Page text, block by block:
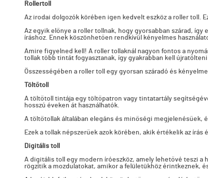
Rollertoll
Az irodai dolgozók körében igen kedvelt eszköz a roller toll.
Az egyik előnye a roller tollnak, hogy gyorsabban szárad,
íráshoz. Ennek köszönhetően rendkívül kényelmes
Amire figyelned kell! A roller tollaknál nagyon fontos a
tollak több tintát fogyasztanak, így gyakrabban kell
Összességében a roller toll egy gyorsan száradó és
Töltőtoll
A töltőtoll tintája egy töltőpatron vagy tintatartály
hosszú éveken át használhatók.
A töltőtollak általában elegáns és minőségi megjelenésűek,
Ezek a tollak népszerűek azok körében, akik értékelik az
Digitális toll
A digitális toll egy modern íróeszköz, amely lehetővé teszi a
rögzítik a mozdulatokat, amikor a felületükhöz érintkeznek,